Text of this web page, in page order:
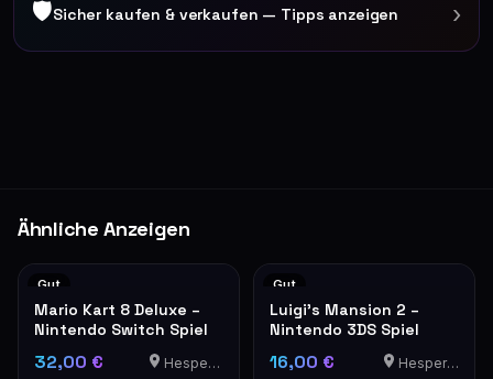
🛡Sicher kaufen & verkaufen — Tipps anzeigen ›
Ähnliche Anzeigen
Gut
Mario Kart 8 Deluxe –
Nintendo Switch Spiel
32,00 € Hesperange
Gut
Luigi's Mansion 2 –
Nintendo 3DS Spiel
16,00 € Hesperange